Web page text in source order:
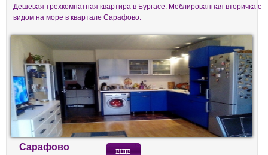
Дешевая трехкомнатная квартира в Бургасе. Меблированная вторичка с
видом на море в квартале Сарафово.
Сарафово